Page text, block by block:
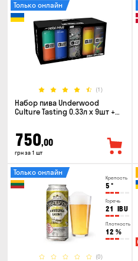
(1)
Только онлайн
Набор пива Underwood
Culture Tasting 0.33л x 9шт +
750,00
грн за 1 шт
Крепость
5 °
Горечь
21 IBU
Плотность
12 %
(0)
Только онлайн